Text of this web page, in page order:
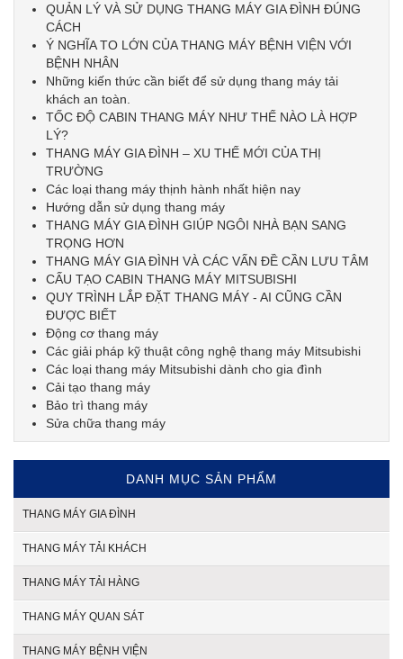
QUẢN LÝ VÀ SỬ DỤNG THANG MÁY GIA ĐÌNH ĐÚNG
CÁCH
Ý NGHĨA TO LỚN CỦA THANG MÁY BỆNH VIỆN VỚI
BỆNH NHÂN
Những kiến thức cần biết để sử dụng thang máy tải
khách an toàn.
TỐC ĐỘ CABIN THANG MÁY NHƯ THẾ NÀO LÀ HỢP
LÝ?
THANG MÁY GIA ĐÌNH – XU THẾ MỚI CỦA THỊ
TRƯỜNG
Các loại thang máy thịnh hành nhất hiện nay
Hướng dẫn sử dụng thang máy
THANG MÁY GIA ĐÌNH GIÚP NGÔI NHÀ BẠN SANG
TRỌNG HƠN
THANG MÁY GIA ĐÌNH VÀ CÁC VẤN ĐỀ CẦN LƯU TÂM
CẤU TẠO CABIN THANG MÁY MITSUBISHI
QUY TRÌNH LẮP ĐẶT THANG MÁY - AI CŨNG CẦN
ĐƯỢC BIẾT
Động cơ thang máy
Các giải pháp kỹ thuật công nghệ thang máy Mitsubishi
Các loại thang máy Mitsubishi dành cho gia đình
Cải tạo thang máy
Bảo trì thang máy
Sửa chữa thang máy
DANH MỤC SẢN PHẨM
THANG MÁY GIA ĐÌNH
THANG MÁY TẢI KHÁCH
THANG MÁY TẢI HÀNG
THANG MÁY QUAN SÁT
THANG MÁY BỆNH VIỆN